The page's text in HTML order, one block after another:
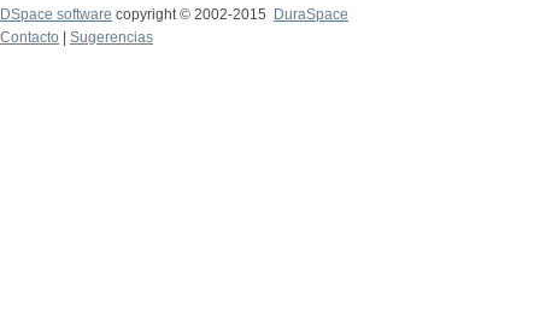
DSpace software copyright © 2002-2015
DuraSpace
Contacto
Sugerencias